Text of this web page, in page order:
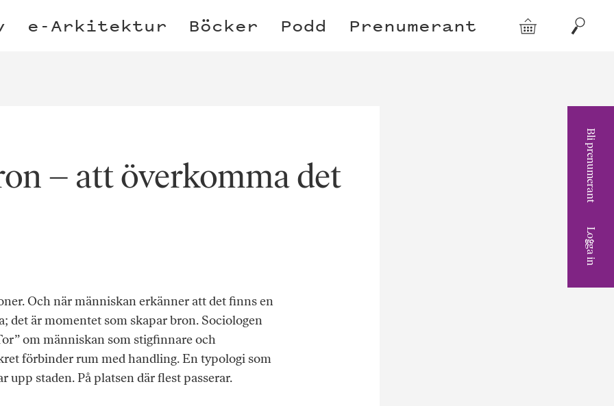
e-Arkitektur Böcker Podd Prenumerant Varukorg Sök
Bli prenumerant
Logga in
– att överkomma det
Och när människan erkänner att det finns en
det är momentet som skapar bron. Sociologen
om människan som stigfinnare och
förbinder rum med handling. En typologi som
staden. På platsen där flest passerar.